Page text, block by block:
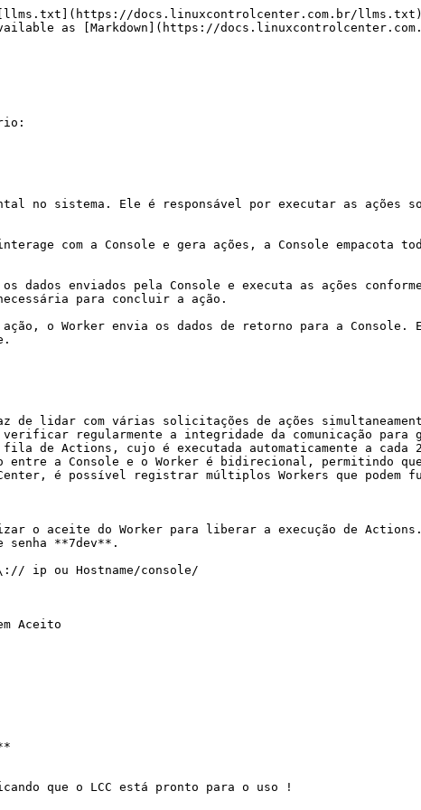
docs.linuxcontrolcenter.com.br/llms.txt).
as [Markdown](https://
no sistema. Ele é responsável por executar as
com a Console e gera ações, a Console empacota
os dados enviados pela Console e executa as ações
para concluir a ação.
o Worker envia os dados de retorno para a
de lidar com várias solicitações de ações
regularmente a integridade da comunicação para
de Actions, cujo é executada automaticamente a cada
entre a Console e o Worker é bidirecional, permitindo
é possível registrar múltiplos Workers que podem
o aceite do Worker para liberar a execução de Actions.
senha **7dev**.
ip ou Hostname/console/
Aceito
que o LCC está pronto para o uso !